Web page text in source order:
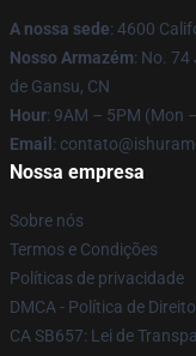
A nossa sede: 4600
Nosso Armazém: No. 74
de Gansu, CN
Hour: 9AM – 5PM (Mon
Email :
Nossa empresa
Sobre nós
Termos e Condições
Políticas de privacidade
DMCA - Política de
CA SB657: Lei de